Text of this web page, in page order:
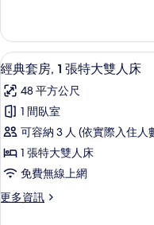
障
礙
的
所
有
相
片
1
間
臥
無
障
的
詳
情
顯
示
經
典
套
房,
張
13
經典套房, 1 張特大雙人床
48 平方公尺
1 間臥室
可容納 3 人 (依實際入住人
1 張特大雙人床
免費無線上網
更多資訊
更